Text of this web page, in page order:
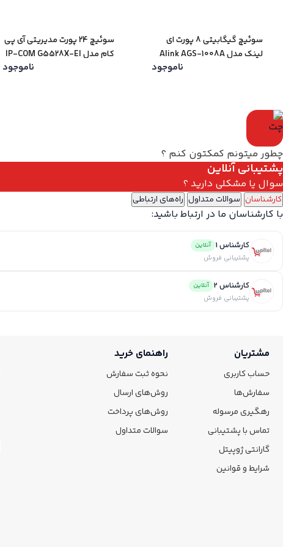
ظرفیت سوئیچینگ : 48 گیگابیت بر ثانیهسوئیچ گیگابیتی 8 پورت ای
لینک مدل Alink AGS-1008A
ناموجود
سوئیچ 24 پورت مدیریتی آی پی
کام مدل IP-COM G5528X-EI
ناموجود
چطور میتونم کمکتون کنم ؟
پشتیبانی آنلاین
سوال یا مشکلی دارید ؟
کارشناسان سوالات متداول راه‌های ارتباطی
با کارشناسان ما در ارتباط باشید:
کارشناس 1 آنلاین
پشتیبانی فروش
کارشناس 2 آنلاین
پشتیبانی فروش
مشتریان
حساب کاربری
سفارش‌ها
رهگیری مرسوله
تماس با پشتیبانی
گارانتی ژوپیتل
شرایط و قوانین
راهنمای خرید
نحوه ثبت سفارش
روش‌های ارسال
روش‌های پرداخت
سوالات متداول